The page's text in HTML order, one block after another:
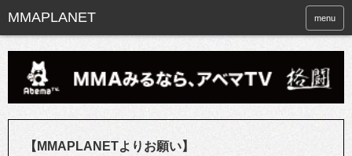
menu
【MMAPLANETよりお願い】